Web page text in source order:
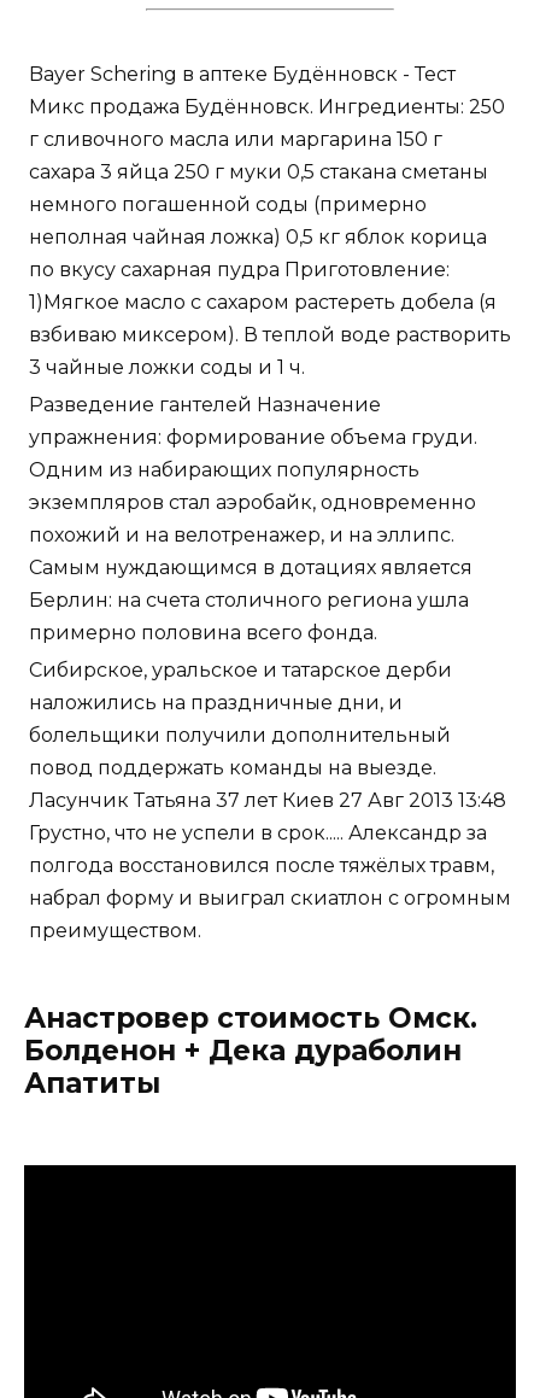
Bayer Schering в аптеке Будённовск - Тест
Микс продажа Будённовск. Ингредиенты: 250
г сливочного масла или маргарина 150 г
сахара 3 яйца 250 г муки 0,5 стакана сметаны
немного погашенной соды (примерно
неполная чайная ложка) 0,5 кг яблок корица
по вкусу сахарная пудра Приготовление:
1)Мягкое масло с сахаром растереть добела (я
взбиваю миксером). В теплой воде растворить
3 чайные ложки соды и 1 ч.
Разведение гантелей Назначение
упражнения: формирование объема груди.
Одним из набирающих популярность
экземпляров стал аэробайк, одновременно
похожий и на велотренажер, и на эллипс.
Самым нуждающимся в дотациях является
Берлин: на счета столичного региона ушла
примерно половина всего фонда.
Сибирское, уральское и татарское дерби
наложились на праздничные дни, и
болельщики получили дополнительный
повод поддержать команды на выезде.
Ласунчик Татьяна 37 лет Киев 27 Авг 2013 13:48
Грустно, что не успели в срок..... Александр за
полгода восстановился после тяжёлых травм,
набрал форму и выиграл скиатлон с огромным
преимуществом.
Анастровер стоимость Омск.
Болденон + Дека дураболин
Апатиты